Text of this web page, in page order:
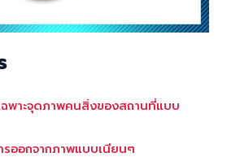
พาะจุดภาพคนสิ่งของสถานที่แบบ
ออกจากภาพแบบเนียนๆ